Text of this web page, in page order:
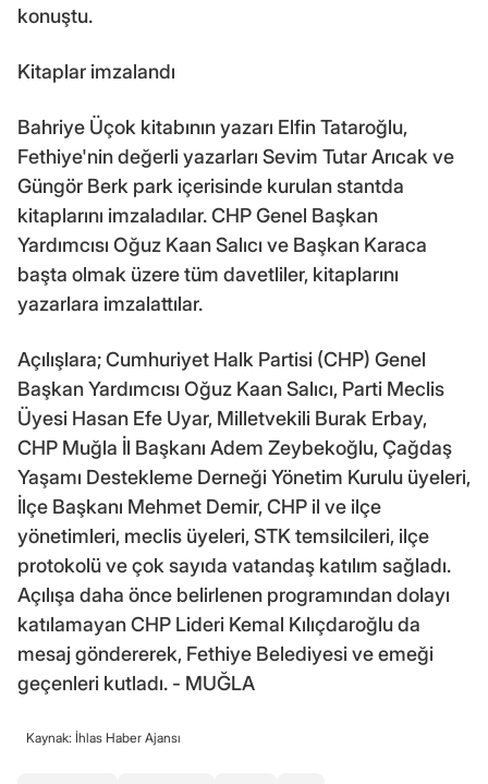
konuştu.
Kitaplar imzalandı
Bahriye Üçok kitabının yazarı Elfin Tataroğlu,
Fethiye'nin değerli yazarları Sevim Tutar Arıcak ve
Güngör Berk park içerisinde kurulan stantda
kitaplarını imzaladılar. CHP Genel Başkan
Yardımcısı Oğuz Kaan Salıcı ve Başkan Karaca
başta olmak üzere tüm davetliler, kitaplarını
yazarlara imzalattılar.
Açılışlara; Cumhuriyet Halk Partisi (CHP) Genel
Başkan Yardımcısı Oğuz Kaan Salıcı, Parti Meclis
Üyesi Hasan Efe Uyar, Milletvekili Burak Erbay,
CHP Muğla İl Başkanı Adem Zeybekoğlu, Çağdaş
Yaşamı Destekleme Derneği Yönetim Kurulu üyeleri,
İlçe Başkanı Mehmet Demir, CHP il ve ilçe
yönetimleri, meclis üyeleri, STK temsilcileri, ilçe
protokolü ve çok sayıda vatandaş katılım sağladı.
Açılışa daha önce belirlenen programından dolayı
katılamayan CHP Lideri Kemal Kılıçdaroğlu da
mesaj göndererek, Fethiye Belediyesi ve emeği
geçenleri kutladı. - MUĞLA
Kaynak: İhlas Haber Ajansı